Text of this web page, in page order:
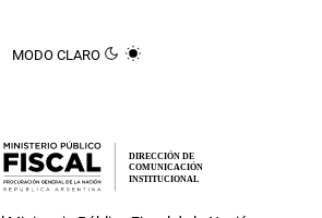
MODO CLARO
DIRECCIÓN DE
COMUNICACIÓN
INSTITUCIONAL